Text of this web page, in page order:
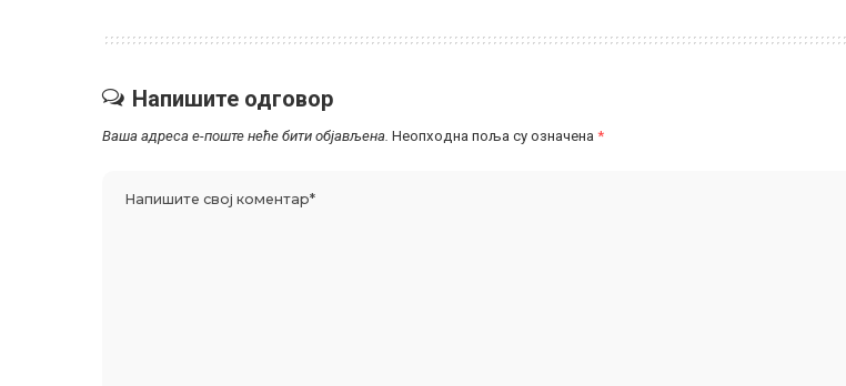
Напишите одговор
Ваша адреса е-поште неће бити објављена. Неопходна поља су означена *